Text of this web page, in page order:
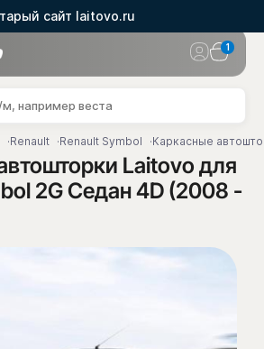
сайт laitovo.ru
1
Renault Renault Symbol Каркасные
Laitovo для
2G Седан 4D (2008 -